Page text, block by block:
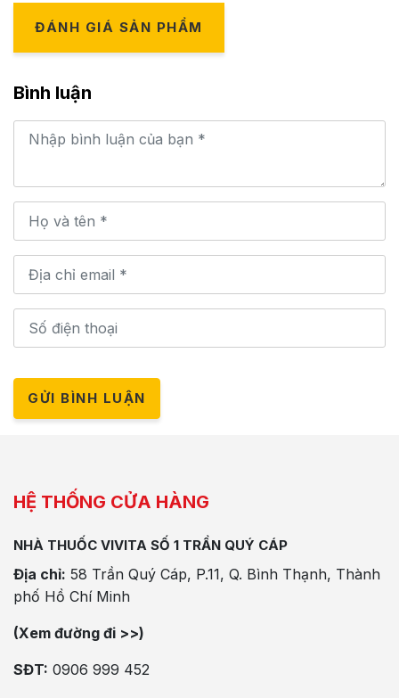
ĐÁNH GIÁ SẢN PHẨM
Bình luận
GỬI BÌNH LUẬN
HỆ THỐNG CỬA HÀNG
NHÀ THUỐC VIVITA SỐ 1 TRẦN QUÝ CÁP
Địa chỉ: 58 Trần Quý Cáp, P.11, Q. Bình Thạnh, Thành
phố Hồ Chí Minh
(Xem đường đi >>)
SĐT: 0906 999 452